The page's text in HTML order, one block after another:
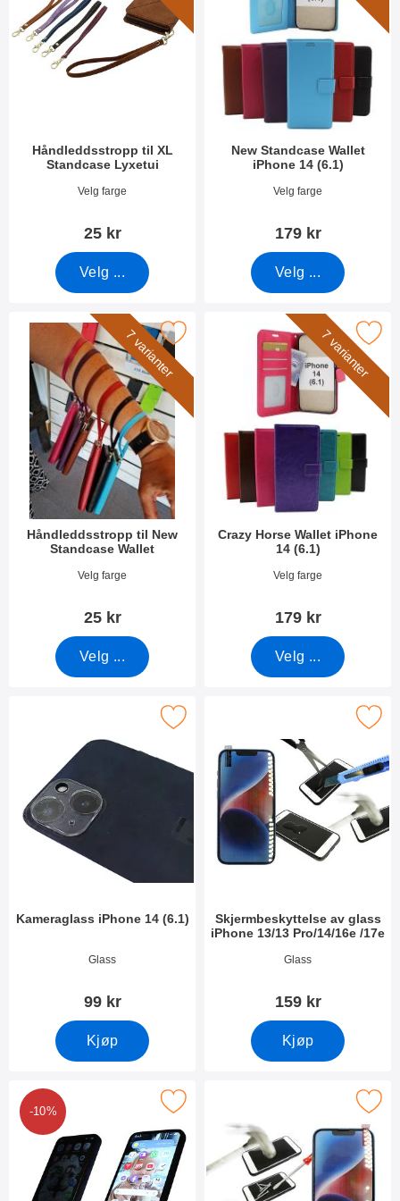
Håndleddsstropp til XL
Standcase Lyxetui
Varenummer 50276
Velg farge
25 kr
Velg ...
New Standcase Wallet
iPhone 14 (6.1)
Varenummer 44810
Velg farge
179 kr
Velg ...
7 varianter
Håndleddsstropp til New
Standcase Wallet
Varenummer 40789
Velg farge
25 kr
Velg ...
håndleddsstropp til New Standcase Wallet som favoritt
7 varianter
Crazy Horse Wallet iPhone
14 (6.1)
Varenummer 44808
Velg farge
179 kr
Velg ...
Merk crazy Horse Wallet
Kameraglass iPhone 14 (6.1)
Varenummer 44809
Glass
99 kr
Kjøp
Merk kameraglass iPhone 14 (6.1) som favoritt
Skjermbeskyttelse av glass
iPhone 13/13 Pro/14/16e /17e
Varenummer 44812
Glass
159 kr
Kjøp
Merk skjermbeskyttelse av glass iPhone
-10%
i herdet glass iPhone 13 / 13 Pro / 14 / 16e / 17e
Merk full Frame Skjermbeskyttelse av glass